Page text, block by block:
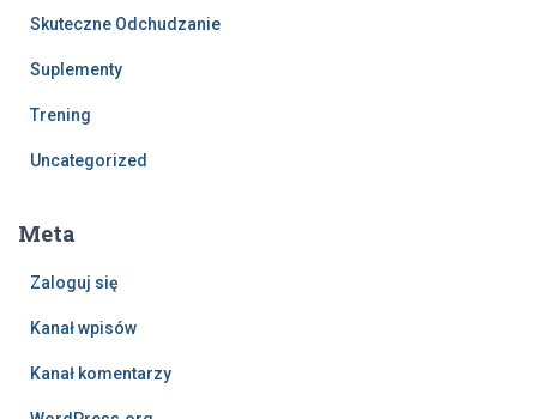
Skuteczne Odchudzanie
Suplementy
Trening
Uncategorized
Meta
Zaloguj się
Kanał wpisów
Kanał komentarzy